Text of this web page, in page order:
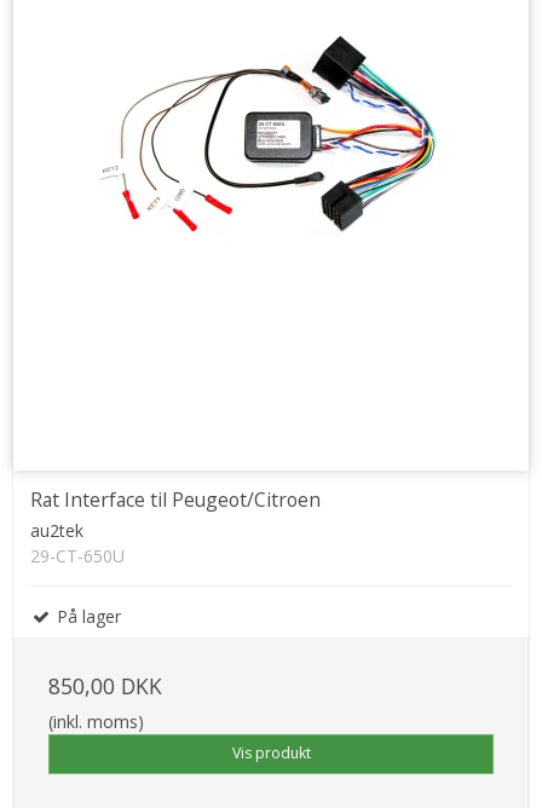
Rat Interface til Peugeot/Citroen
au2tek
29-CT-650U
På lager
850,00 DKK
(inkl. moms)
Vis produkt